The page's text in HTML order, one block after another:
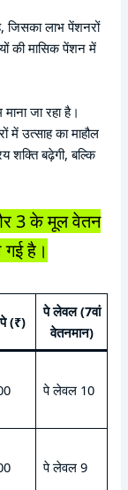
जिसका लाभ पेंशनरों
की मासिक पेंशन में
जा रहा है।
में उत्साह का माहौल
शक्ति बढ़ेगी, बल्कि
3 के मूल वेतन
गई है।
(₹)
पे लेवल (7वां
वेतनमान)
पे लेवल 10
पे लेवल 9